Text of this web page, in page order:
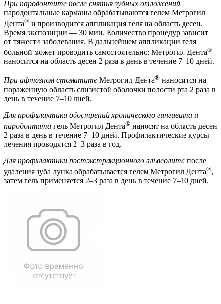
При пародонтите после снятия зубных отложений
пародонтальные карманы обрабатываются гелем Метрогил
Дента® и производится аппликация геля на область десен.
Время экспозиции — 30 мин. Количество процедур зависит
от тяжести заболевания. В дальнейшем аппликации геля
больной может проводить самостоятельно: Метрогил Дента®
наносится на область десен 2 раза в день в течение 7–10 дней.
При афтозном стоматите Метрогил Дента® наносится на
пораженную область слизистой оболочки полости рта 2 раза в
день в течение 7–10 дней.
Для профилактики обострений хронического гингивита и
пародонтита гель Метрогил Дента® наносят на область десен
2 раза в день в течение 7–10 дней. Профилактические курсы
лечения проводятся 2–3 раза в год.
Для профилактики постэкстракционного альвеолита после
удаления зуба лунка обрабатывается гелем Метрогил Дента®,
затем гель применяется 2–3 раза в день в течение 7–10 дней.